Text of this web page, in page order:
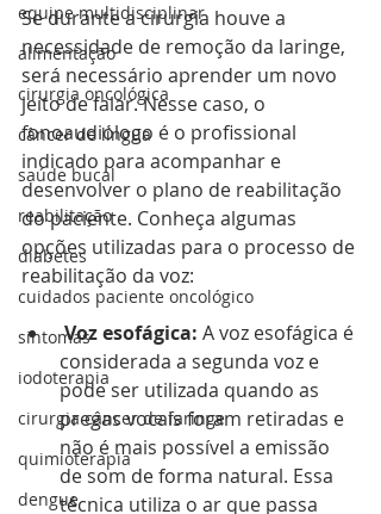
equipe multidisciplinar
alimentação
cirurgia oncológica
câncer de língua
saúde bucal
reabilitação
diabetes
cuidados paciente oncológico
sintomas
iodoterapia
cirurgia câncer de faringe
quimioterapia
dengue
Se durante a cirurgia houve a
necessidade de remoção da laringe,
será necessário aprender um novo
jeito de falar. Nesse caso, o
fonoaudiólogo é o profissional
indicado para acompanhar e
desenvolver o plano de reabilitação
do paciente. Conheça algumas
opções utilizadas para o processo de
reabilitação da voz:
Voz esofágica: A voz esofágica é
considerada a segunda voz e
pode ser utilizada quando as
pregas vocais foram retiradas e
não é mais possível a emissão
de som de forma natural. Essa
técnica utiliza o ar que passa